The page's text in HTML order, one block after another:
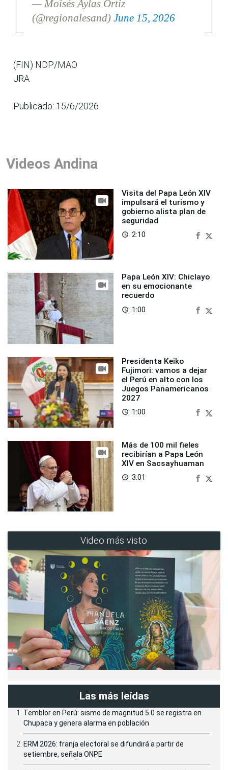
— Moisés Aylas Ortiz
(@regionalesand) June 15, 2026
(FIN) NDP/MAO
JRA
Publicado: 15/6/2026
Videos Andina
Visita del Papa León XIV
impulsará el turismo y
gobierno alista plan de
seguridad
access_time 2:10
Papa León XIV: Chiclayo
en su emocionante
recuerdo
access_time 1:00
Presidenta Keiko
Fujimori: vamos a dejar
el Perú en alto con los
Juegos Panamericanos
2027
access_time 1:00
Más de 100 mil fieles
recibirían a Papa León
XIV en Sacsayhuaman
access_time 3:01
Video más visto
Las más leídas
Temblor en Perú: sismo de magnitud 5.0 se registra en
Chupaca y genera alarma en población
ERM 2026: franja electoral se difundirá a partir de
setiembre, señala ONPE